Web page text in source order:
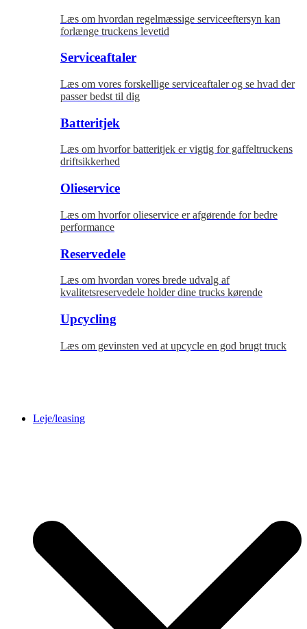
Læs om hvordan regelmæssige serviceeftersyn kan
forlænge truckens levetid
Serviceaftaler
Læs om vores forskellige serviceaftaler og se hvad der
passer bedst til dig
Batteritjek
Læs om hvorfor batteritjek er vigtig for gaffeltruckens
driftsikkerhed
Olieservice
Læs om hvorfor olieservice er afgørende for bedre
performance
Reservedele
Læs om hvordan vores brede udvalg af
kvalitetsreservedele holder dine trucks kørende
Upcycling
Læs om gevinsten ved at upcycle en god brugt truck
Leje/leasing